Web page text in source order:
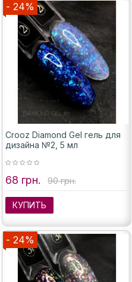
- 24%
Crooz Diamond Gel гель для
дизайна №2, 5 мл
68 грн. 90 грн.
КУПИТЬ
- 24%